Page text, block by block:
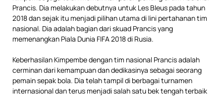
Prancis. Dia melakukan debutnya untuk Les Bleus pada tahun
2018 dan sejak itu menjadi pilihan utama di lini pertahanan tim
nasional. Dia adalah bagian dari skuad Prancis yang
memenangkan Piala Dunia FIFA 2018 di Rusia.
Keberhasilan Kimpembe dengan tim nasional Prancis adalah
cerminan dari kemampuan dan dedikasinya sebagai seorang
pemain sepak bola. Dia telah tampil di berbagai turnamen
internasional dan terus menjadi salah satu bek tengah terbaik